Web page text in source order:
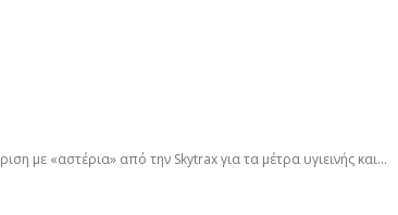
με «αστέρια» από την Skytrax για τα μέτρα υγιεινής και...